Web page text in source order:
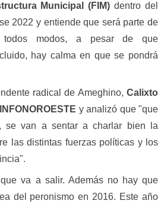
Municipal (FIM)dentro del
2022 y entiende que será parte de
todos modos, a pesar de que
hay calma en que se pondrá
radical de Ameghino, Calixto
y analizó que "que
se van a sentar a charlar bien la
las distintas fuerzas políticas y los
va a salir. Además no hay que
del peronismo en 2016. Este año